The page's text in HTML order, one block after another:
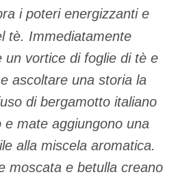
i poteri energizzanti e
tè. Immediatamente
un vortice di foglie di tè e
ascoltare una storia la
di bergamotto italiano
mate aggiungono una
alla miscela aromatica.
moscata e betulla creano